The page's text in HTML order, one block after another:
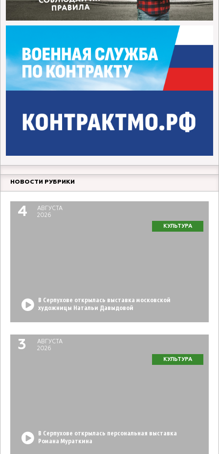
НОВОСТИ РУБРИКИ
4
АВГУСТА
2026
КУЛЬТУРА
В Серпухове открылась выставка московской
художницы Натальи Давыдовой
3
АВГУСТА
2026
КУЛЬТУРА
В Серпухове открылась персональная выставка
Романа Мураткина